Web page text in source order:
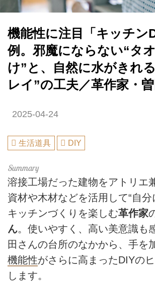
機能性に注目「キッチン
例。邪魔にならない“タ
け”と、自然に水がきれ
レイ”の工夫／革作家・
2025-04-24
生活道具 DIY
溶接工場だった建物をアトリエ
資材や木材などを活用して“自分
キッチンづくりを楽しむ革作家
ん。使いやすく、高い美意識も
田さんの台所のなかから、手を
機能性がさらに高まったDIYの
します。